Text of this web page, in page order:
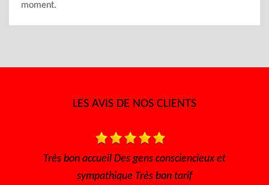
moment.
LES AVIS DE NOS CLIENTS
accueil Des gens consciencieux et
Très bon tarif
Très bon accueil,
l'écoute